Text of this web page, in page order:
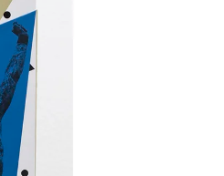
RECEPTY PRO